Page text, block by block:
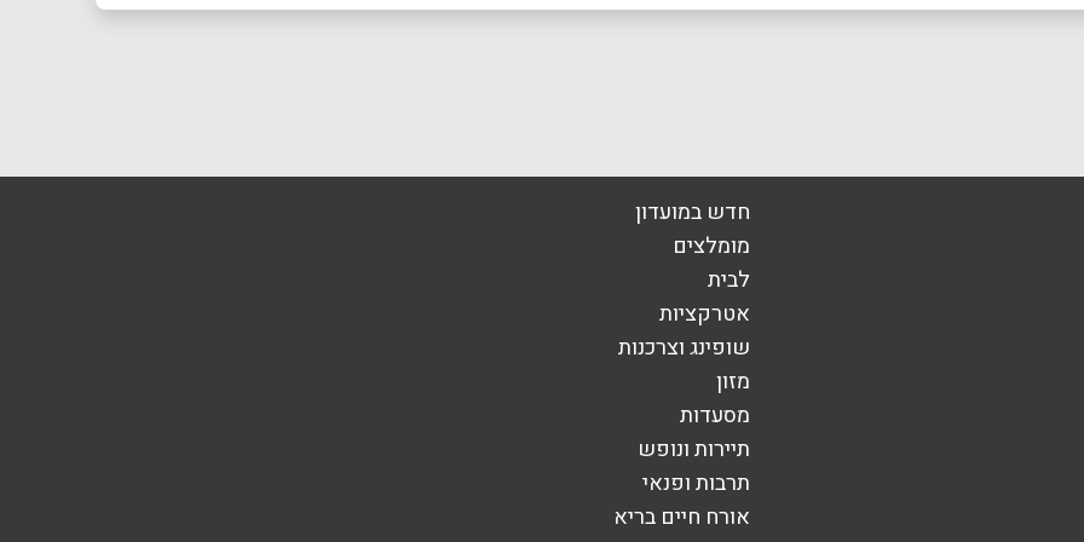
אימייל*
חדש במועדון
מומלצים
לבית
אטרקציות
שופינג וצרכנות
מזון
מסעדות
תיירות ונופש
תרבות ופנאי
אורח חיים בריא